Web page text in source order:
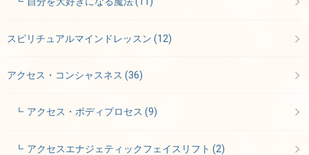
スピリチュアルマインドレッスン (12)
アクセス・コンシャスネス (36)
アクセス・ボディプロセス(9)
アクセスエナジェティックフェイスリフト(2)